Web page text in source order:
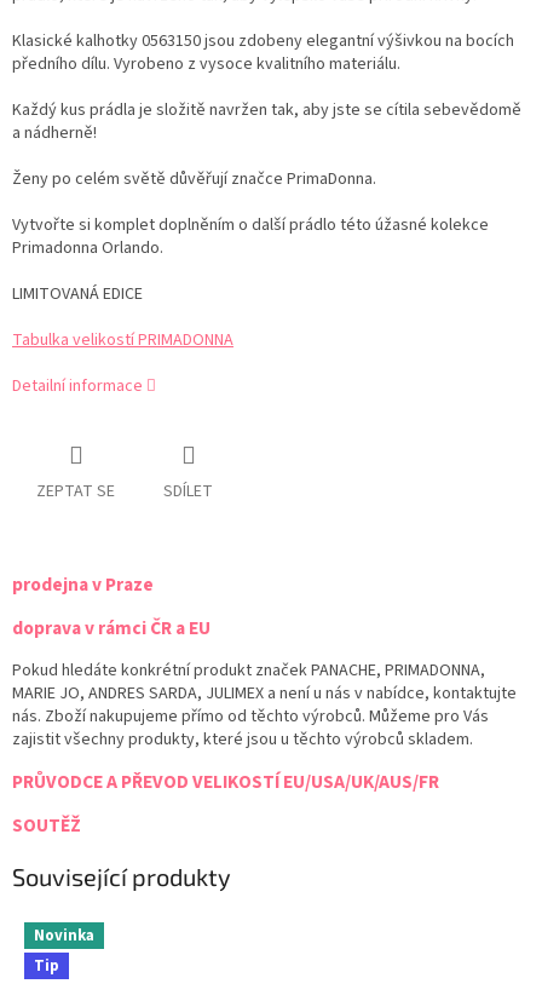
Klasické kalhotky0563150jsou zdobeny elegantní výšivkou na bocích
předního dílu. Vyrobeno z vysoce kvalitního materiálu.
Každý kus prádla je složitě navržen tak, aby jste se cítila sebevědomě
a nádherně!
Ženy po celém světě důvěřují značce PrimaDonna.
Vytvořte si komplet doplněním o další prádlo této úžasné kolekce
Primadonna Orlando.
LIMITOVANÁ EDICE
Tabulka velikostí PRIMADONNA
Detailní informace
ZEPTAT SE SDÍLET
prodejna v Praze
doprava v rámci ČR a EU
Pokud hledáte konkrétní produkt značek PANACHE, PRIMADONNA,
MARIE JO, ANDRES SARDA, JULIMEX a není u nás v nabídce, kontaktujte
nás. Zboží nakupujeme přímo od těchto výrobců. Můžeme pro Vás
zajistit všechny produkty, které jsou u těchto výrobců skladem.
PRŮVODCE A PŘEVOD VELIKOSTÍ EU/USA/UK/AUS/FR
SOUTĚŽ
Související produkty
Novinka
Tip